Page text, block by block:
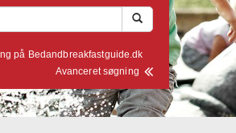
Avanceret søgning
på Bedandbreakfastguide.dk